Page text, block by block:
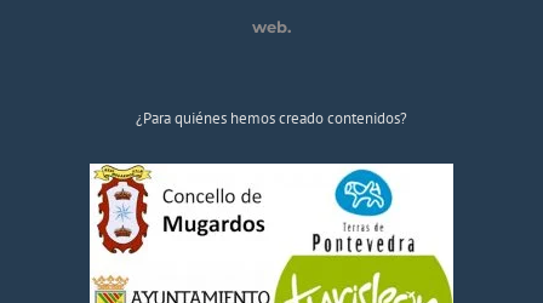
web.
¿Para quiénes hemos creado contenidos?